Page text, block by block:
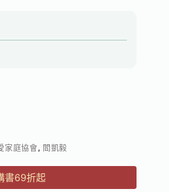
家庭協會, 閻凱毅
書69折起